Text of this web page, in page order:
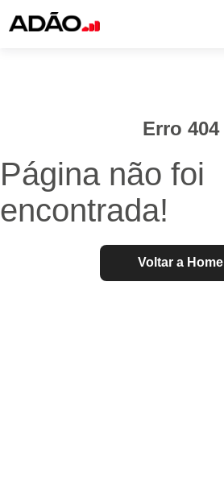
Erro 404
Página não foi
encontrada!
Voltar a Home